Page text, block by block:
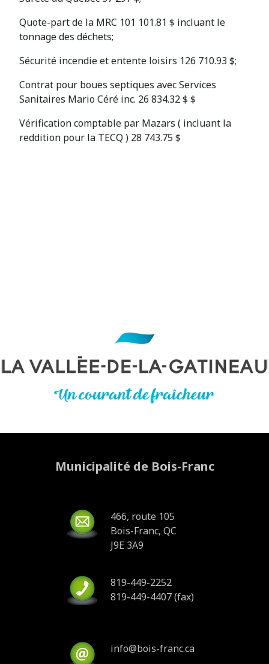
Quote-part de la MRC 101 101.81 $ incluant le
tonnage des déchets;
Sécurité incendie et entente loisirs 126 710.93 $;
Contrat pour boues septiques avec Services
Sanitaires Mario Céré inc. 26 834.32 $ $
Vérification comptable par Mazars ( incluant la
reddition pour la TECQ ) 28 743.75 $
Municipalité de Bois-Franc
466, route 105
Bois-Franc, QC
J9E 3A9
819-449-2252
819-449-4407 (fax)
info@bois-franc.ca